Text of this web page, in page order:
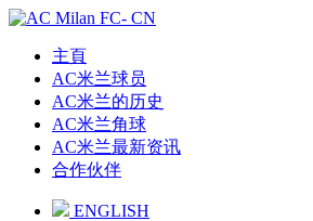
主頁
AC米兰球员
AC米兰的历史
AC米兰角球
AC米兰最新资讯
合作伙伴
ENGLISH